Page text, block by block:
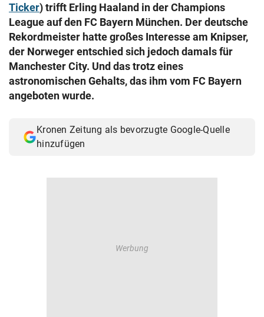
Ticker) trifft Erling Haaland in der Champions
League auf den FC Bayern München. Der deutsche
Rekordmeister hatte großes Interesse am Knipser,
der Norweger entschied sich jedoch damals für
Manchester City. Und das trotz eines
astronomischen Gehalts, das ihm vom FC Bayern
angeboten wurde.
Kronen Zeitung als bevorzugte Google-Quelle
hinzufügen